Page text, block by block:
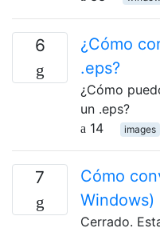
6
¿Cómo
.eps?
¿Cómo
un .eps?
14
images
7
Cómo
Windows)
Cerrado.